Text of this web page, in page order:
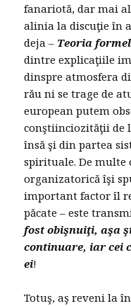
fanariotă, dar mai
alinia la discuţie în
deja – Teoria
dintre explicaţiile
dinspre atmosfera
rău ni se trage de
european putem
conştiinciozităţii de
însă şi din partea
spirituale. De multe
organizatorică îşi
important factor îl
păcate – este
fost obişnuiţi, aşa
continuare, iar cei
ei!
Totuş, aş reveni la